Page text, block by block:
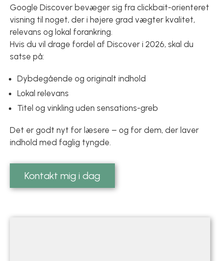
Google Discover bevæger sig fra clickbait-orienteret
visning til noget, der i højere grad vægter kvalitet,
relevans og lokal forankring.
Hvis du vil drage fordel af Discover i 2026, skal du
satse på:
Dybdegående og originalt indhold
Lokal relevans
Titel og vinkling uden sensations-greb
Det er godt nyt for læsere – og for dem, der laver
indhold med faglig tyngde.
Kontakt mig i dag